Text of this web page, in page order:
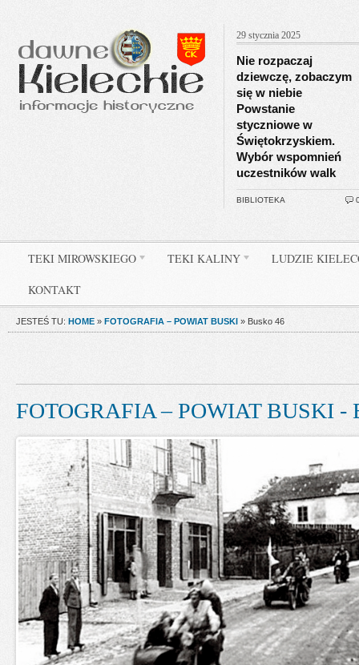
29 stycznia 2025
Nie rozpaczaj
dziewczę, zobaczym
się w niebie
Powstanie
styczniowe w
Świętokrzyskiem.
Wybór wspomnień
uczestników walk
BIBLIOTEKA
TEKI MIROWSKIEGO TEKI KALINY LUDZIE
KONTAKT
JESTEŚ TU: HOME » FOTOGRAFIA – POWIAT BUSKI » Busko 46
FOTOGRAFIA – POWIAT BUSKI -